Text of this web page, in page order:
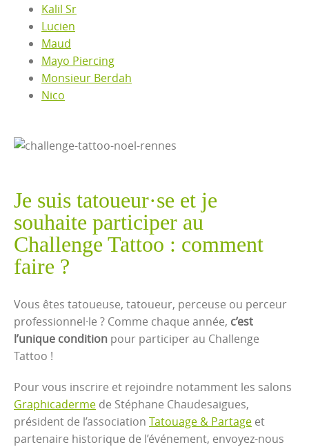
Kalil Sr
Lucien
Maud
Mayo Piercing
Monsieur Berdah
Nico
Je suis tatoueur·se et je
souhaite participer au
Challenge Tattoo : comment
faire ?
Vous êtes tatoueuse, tatoueur, perceuse ou perceur
professionnel·le ? Comme chaque année, c’est
l’unique condition pour participer au Challenge
Tattoo !
Pour vous inscrire et rejoindre notamment les salons
Graphicaderme de Stéphane Chaudesaigues,
président de l’association Tatouage & Partage et
partenaire historique de l’événement, envoyez-nous